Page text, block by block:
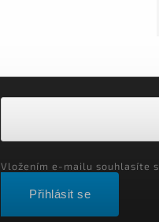
Vložením e-mailu souhlasíte s
Přihlásit se